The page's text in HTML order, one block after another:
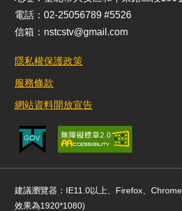
電話：02-25056789 #5526
信箱：nstcstv@gmail.com
隱私權保護政策
服務條款
網站資料開放宣告
建議瀏覽器：IE11.0以上、Firefox、
效果為1920*1080)